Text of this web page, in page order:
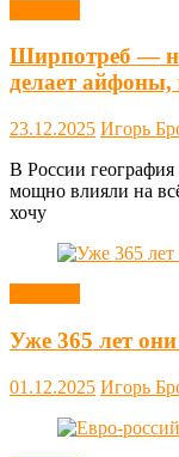
Ширпотреб —
делает айфоны,
23.12.2025 Игорь
В России
мощно влияли на
хочу
Уже 365 лет
01.12.2025 Игорь